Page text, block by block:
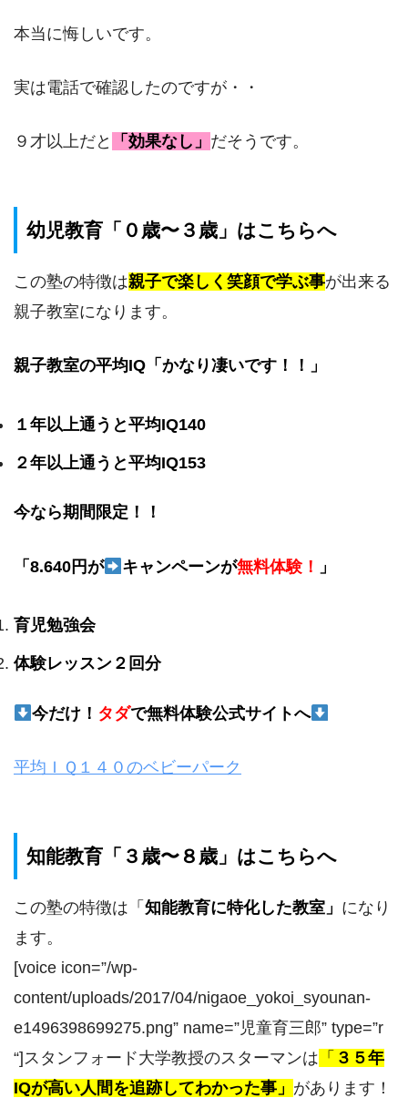
本当に悔しいです。
実は電話で確認したのですが・・
９才以上だと 「効果なし」 だそうです。
幼児教育「０歳〜３歳」はこちらへ
この塾の特徴は親子で楽しく笑顔で学ぶ事が出来る
親子教室になります。
親子教室の平均IQ「かなり凄いです！！」
１年以上通うと平均IQ140
２年以上通うと平均IQ153
今なら期間限定！！
「8.640円が キャンペーンが無料体験！ 」
育児勉強会
体験レッスン２回分
今だけ！ タダで無料体験公式サイトへ
平均ＩＱ１４０のベビーパーク
知能教育「３歳〜８歳」はこちらへ
この塾の特徴は 「 知能教育に特化した教室 」 になり
ます。
[voice icon=”/wp-
content/uploads/2017/04/nigaoe_yokoi_syounan-
e1496398699275.png” name=”児童育三郎” type=”r
“]スタンフォード大学教授のスターマンは 「 ３５年
IQが高い人間を追跡してわかった事」 があります！